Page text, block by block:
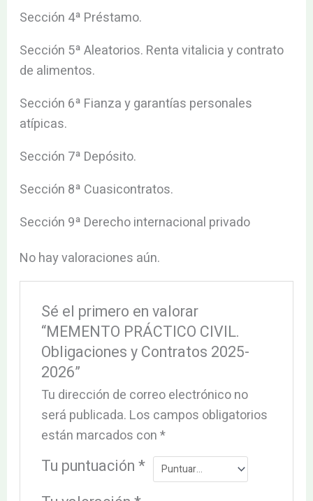
Sección 4ª Préstamo.
Sección 5ª Aleatorios. Renta vitalicia y contrato
de alimentos.
Sección 6ª Fianza y garantías personales
atípicas.
Sección 7ª Depósito.
Sección 8ª Cuasicontratos.
Sección 9ª Derecho internacional privado
No hay valoraciones aún.
Sé el primero en valorar
“MEMENTO PRÁCTICO CIVIL.
Obligaciones y Contratos 2025-
2026”
Tu dirección de correo electrónico no
será publicada. Los campos obligatorios
están marcados con*
Tu puntuación*